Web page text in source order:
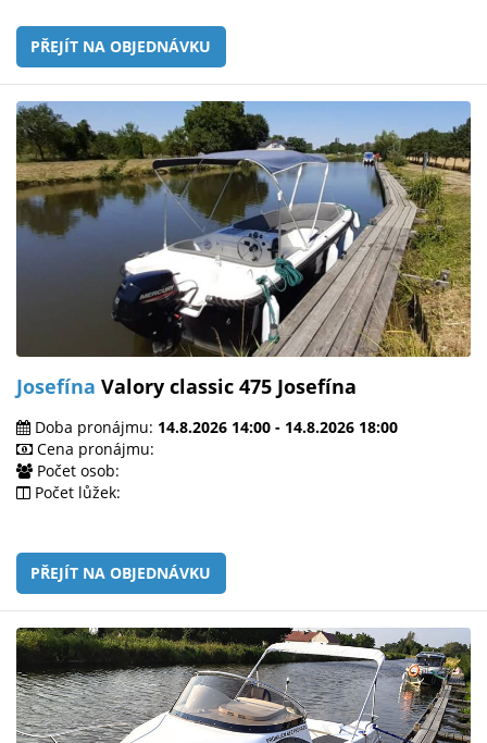
PŘEJÍT NA OBJEDNÁVKU
Josefína Valory classic 475 Josefína
Doba pronájmu: 14.8.2026 14:00 - 14.8.2026 18:00
Cena pronájmu:
Počet osob:
Počet lůžek:
PŘEJÍT NA OBJEDNÁVKU